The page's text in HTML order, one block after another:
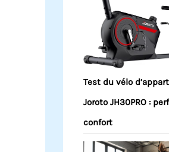
Test du vélo
Joroto JH30PRO :
confort